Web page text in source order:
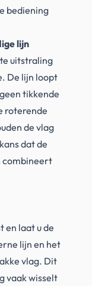
bediening
lijn
uitstraling
De lijn loopt
tikkende
roterende
de vlag
dat de
combineert
en laat u de
lijn en het
vlag. Dit
vaak wisselt